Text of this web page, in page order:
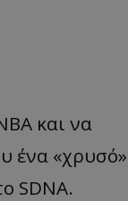
και να
ένα «χρυσό»
SDNA.